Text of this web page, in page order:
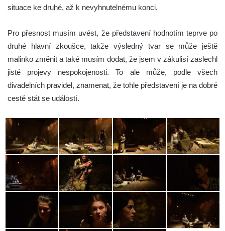
situace ke druhé, až k nevyhnutelnému konci.
Pro přesnost musím uvést, že představení hodnotím teprve po
druhé hlavní zkoušce, takže výsledný tvar se může ještě
malinko změnit a také musím dodat, že jsem v zákulisí zaslechl
jisté projevy nespokojenosti. To ale může, podle všech
divadelních pravidel, znamenat, že tohle představení je na dobré
cestě stát se událostí.